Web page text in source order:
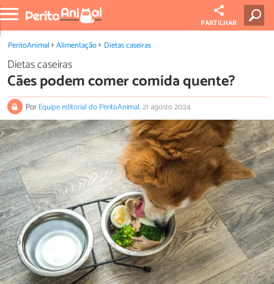
PARTILHAR
PeritoAnimal Alimentação Dietas caseiras
Dietas caseiras
Cães podem comer comida quente?
PorEquipe editorial do PeritoAnimal.21 agosto 2024